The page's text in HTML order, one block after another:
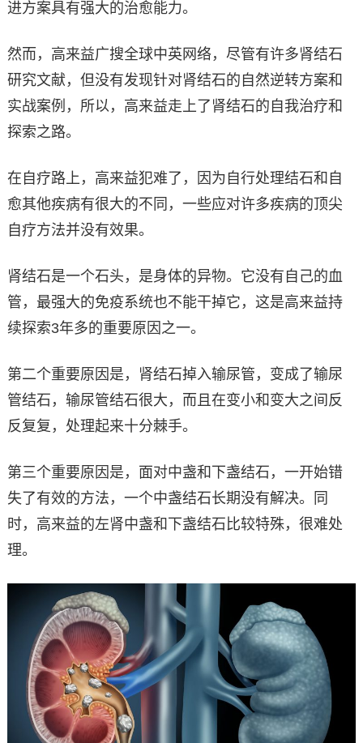
进方案具有强大的治愈能力。
然而，高来益广搜全球中英网络，尽管有许多肾结石
研究文献，但没有发现针对肾结石的自然逆转方案和
实战案例，所以，高来益走上了肾结石的自我治疗和
探索之路。
在自疗路上，高来益犯难了，因为自行处理结石和自
愈其他疾病有很大的不同，一些应对许多疾病的顶尖
自疗方法并没有效果。
肾结石是一个石头，是身体的异物。它没有自己的血
管，最强大的免疫系统也不能干掉它，这是高来益持
续探索3年多的重要原因之一。
第二个重要原因是，肾结石掉入输尿管，变成了输尿
管结石，输尿管结石很大，而且在变小和变大之间反
反复复，处理起来十分棘手。
第三个重要原因是，面对中盏和下盏结石，一开始错
失了有效的方法，一个中盏结石长期没有解决。同
时，高来益的左肾中盏和下盏结石比较特殊，很难处
理。